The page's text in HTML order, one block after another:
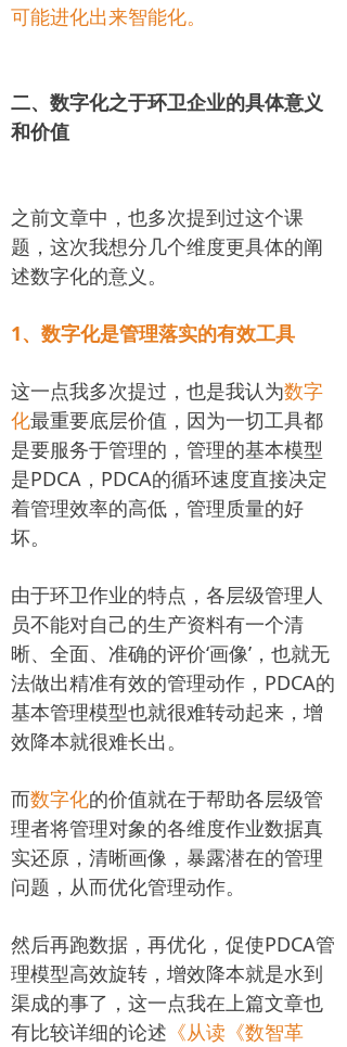
可能进化出来智能化。
二、数字化之于环卫企业的具体意义
和价值
之前文章中，也多次提到过这个课
题，这次我想分几个维度更具体的阐
述数字化的意义。
1、数字化是管理落实的有效工具
这一点我多次提过，也是我认为数字
化最重要底层价值，因为一切工具都
是要服务于管理的，管理的基本模型
是PDCA，PDCA的循环速度直接决定
着管理效率的高低，管理质量的好
坏。
由于环卫作业的特点，各层级管理人
员不能对自己的生产资料有一个清
晰、全面、准确的评价‘画像’，也就无
法做出精准有效的管理动作，PDCA的
基本管理模型也就很难转动起来，增
效降本就很难长出。
而数字化的价值就在于帮助各层级管
理者将管理对象的各维度作业数据真
实还原，清晰画像，暴露潜在的管理
问题，从而优化管理动作。
然后再跑数据，再优化，促使PDCA管
理模型高效旋转，增效降本就是水到
渠成的事了，这一点我在上篇文章也
有比较详细的论述 《从读《数智革